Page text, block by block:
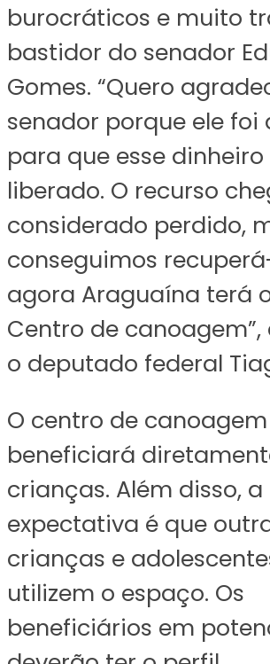
burocráticos e muito
bastidor do senador
Gomes. “Quero
senador porque ele foi
para que esse dinheiro
liberado. O recurso
considerado perdido,
conseguimos
agora Araguaína terá
Centro de
o deputado federal
O centro de canoagem
beneficiará
crianças. Além disso, a
expectativa é que
crianças e
utilizem o espaço. Os
beneficiários em